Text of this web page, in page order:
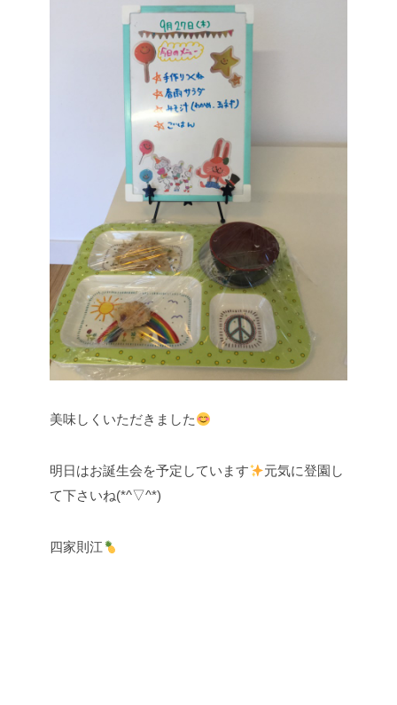
美味しくいただきました
明日はお誕生会を予定しています
元気に登園し
て下さいね(*^▽^*)
四家則江